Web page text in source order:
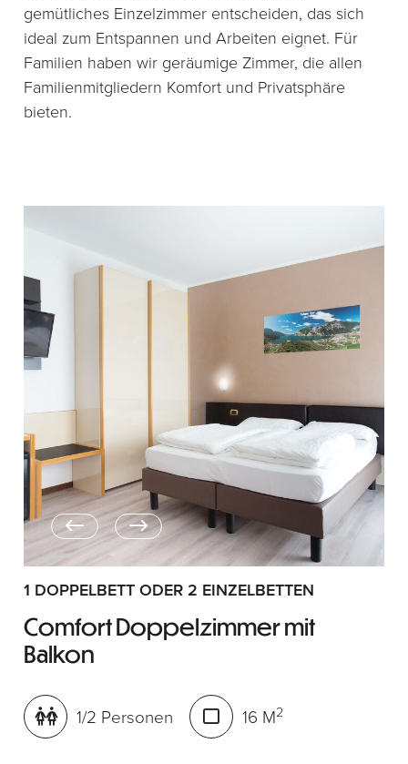
gemütliches Einzelzimmer entscheiden, das sich
ideal zum Entspannen und Arbeiten eignet. Für
Familien haben wir geräumige Zimmer, die allen
Familienmitgliedern Komfort und Privatsphäre
bieten.
1 DOPPELBETT ODER 2 EINZELBETTEN
Comfort Doppelzimmer mit
Balkon
1/2 Personen 16 M2